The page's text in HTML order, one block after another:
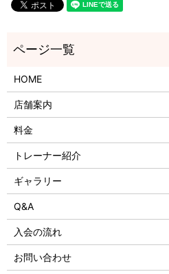
HOME
店舗案内
料金
トレーナー紹介
ギャラリー
Q&A
入会の流れ
お問い合わせ